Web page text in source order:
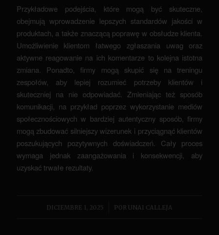
Przykładowe podejścia, które mogą być skuteczne,
obejmują wprowadzenie lepszych standardów jakości w
produktach, a także znaczącą poprawę w obsłudze klienta.
Umożliwienie klientom łatwego zgłaszania uwag oraz
aktywne reagowanie na ich komentarze to kolejna istotna
zmiana. Ponadto, firmy mogą skupić się na treningu
zespołów, aby lepiej rozumieć potrzeby klientów i
skuteczniej na nie odpowiadać. Zmieniając też sposób
komunikacji, na przykład poprzez wykorzystanie mediów
społecznościowych w bardziej autentyczny sposób, firmy
mogą zbudować silniejszy wizerunek i przyciągnąć klientów
poszukujących pozytywnych doświadczeń. Cały proces
wymaga jednak zaangażowania i konsekwencji, aby
uzyskać trwałe rezultaty.
DICIEMBRE 1, 2025
/ POR UNAI CALLEJA